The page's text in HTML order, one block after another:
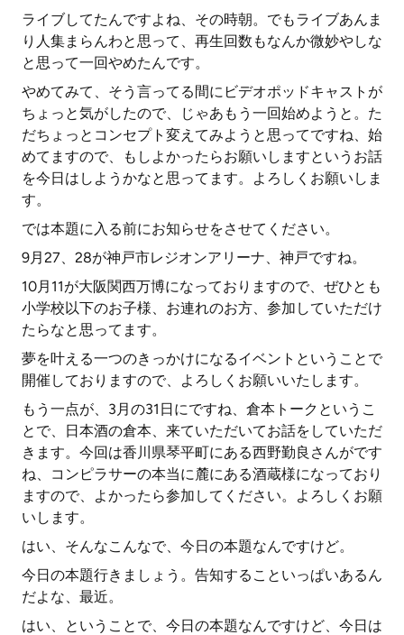
ライブしてたんですよね、その時朝。でもライブあんま
り人集まらんわと思って、再生回数もなんか微妙やしな
と思って一回やめたんです。
やめてみて、そう言ってる間にビデオポッドキャストが
ちょっと気がしたので、じゃあもう一回始めようと。た
だちょっとコンセプト変えてみようと思ってですね、始
めてますので、もしよかったらお願いしますというお話
を今日はしようかなと思ってます。よろしくお願いしま
す。
では本題に入る前にお知らせをさせてください。
9月27、28が神戸市レジオンアリーナ、神戸ですね。
10月11が大阪関西万博になっておりますので、ぜひとも
小学校以下のお子様、お連れのお方、参加していただけ
たらなと思ってます。
夢を叶える一つのきっかけになるイベントということで
開催しておりますので、よろしくお願いいたします。
もう一点が、3月の31日にですね、倉本トークというこ
とで、日本酒の倉本、来ていただいてお話をしていただ
きます。今回は香川県琴平町にある西野勤良さんがです
ね、コンピラサーの本当に麓にある酒蔵様になっており
ますので、よかったら参加してください。よろしくお願
いします。
はい、そんなこんなで、今日の本題なんですけど。
今日の本題行きましょう。告知することいっぱいあるん
だよな、最近。
はい、ということで、今日の本題なんですけど、今日は